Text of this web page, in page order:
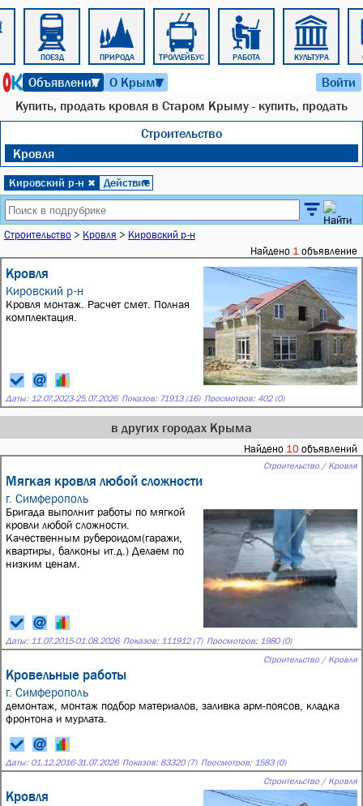
ПОЕЗД ПРИРОДА ТРОЛЛЕЙБУС РАБОТА КУЛЬТУРА
Объявления
▼ О Крыме
▼ Войти
Купить, продать кровля в Старом Крыму - купить, продать
Строительство
Кровля
Кировский р-н ✖ Действие
▼
Строительство > Кровля > Кировский р-н
Найдено 1 объявление
Кровля
Кировский р-н
Кровля монтаж. Расчет смет. Полная
комплектация.
Даты: 12.07.2023-25.07.2026 Показов: 71913 (16) Просмотров: 402 (0)
в других городах Крыма
Найдено 10 объявлений
Строительство / Кровля
Мягкая кровля любой сложности
г. Симферополь
Бригада выполнит работы по мягкой
кровли любой сложности.
Качественным рубероидом(гаражи,
квартиры, балконы ит.д.) Делаем по
низким ценам.
Даты: 11.07.2015-01.08.2026 Показов: 111912 (7) Просмотров: 1980 (0)
Строительство / Кровля
Кровельные работы
г. Симферополь
демонтаж, монтаж подбор материалов, заливка арм-поясов, кладка
фронтона и мурлата.
Даты: 01.12.2016-31.07.2026 Показов: 83320 (7) Просмотров: 1583 (0)
Строительство / Кровля
Кровля